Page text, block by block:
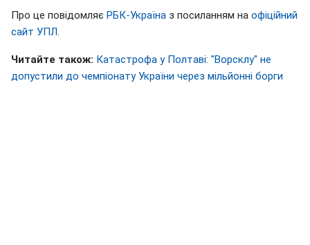
Про це повідомляє РБК-Україна з посиланням на офіційний
сайт УПЛ
Читайте також: Катастрофа у Полтаві: "Ворсклу" не
допустили до чемпіонату України через мільйонні борги